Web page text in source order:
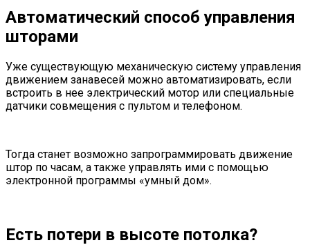
Автоматический способ управления
шторами
Уже существующую механическую систему управления
движением занавесей можно автоматизировать, если
встроить в нее электрический мотор или специальные
датчики совмещения с пультом и телефоном.
Тогда станет возможно запрограммировать движение
штор по часам, а также управлять ими с помощью
электронной программы «умный дом».
Есть потери в высоте потолка?